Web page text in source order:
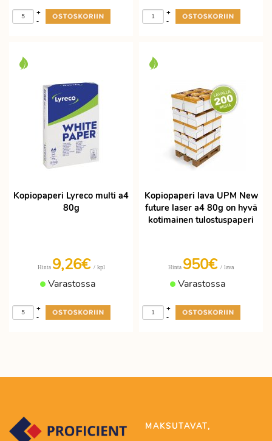
-
+
-
+
Kopiopaperi Lyreco multi a4
80g
Hinta 9,26€ / kpl
Varastossa
-
+
Kopiopaperi lava UPM New
future laser a4 80g on hyvä
kotimainen tulostuspaperi
Hinta 950€ / lava
Varastossa
-
+
MAKSUTAVAT,